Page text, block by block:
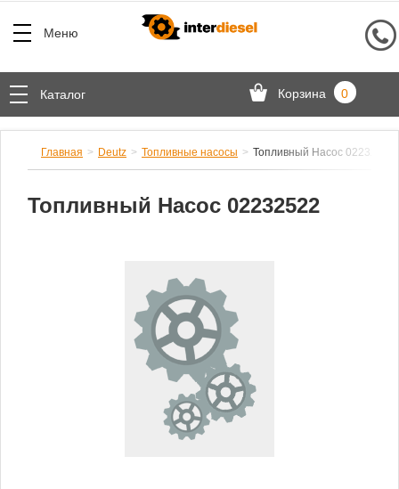
Меню
Каталог Корзина 0
Главная Deutz Топливные насосы Топливный Насос 02232522
Топливный Насос 02232522